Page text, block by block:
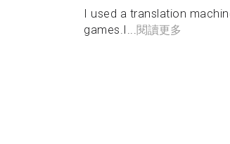
I used a translation
games.I...閱讀更多